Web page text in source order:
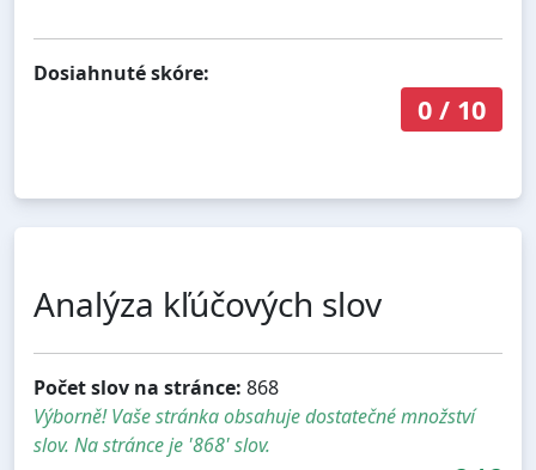
Dosiahnuté skóre:
0/ 10
Analýza kľúčových slov
Počet slov na stránce: 868
Výborně! Vaše stránka obsahuje dostatečné množství
slov. Na stránce je '868' slov.